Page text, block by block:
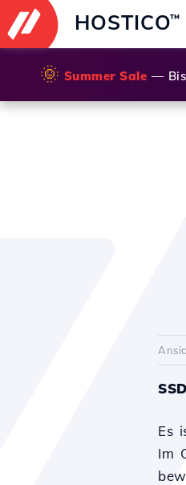
HOSTICO™
🌞 Summer Sale —
Es
Im